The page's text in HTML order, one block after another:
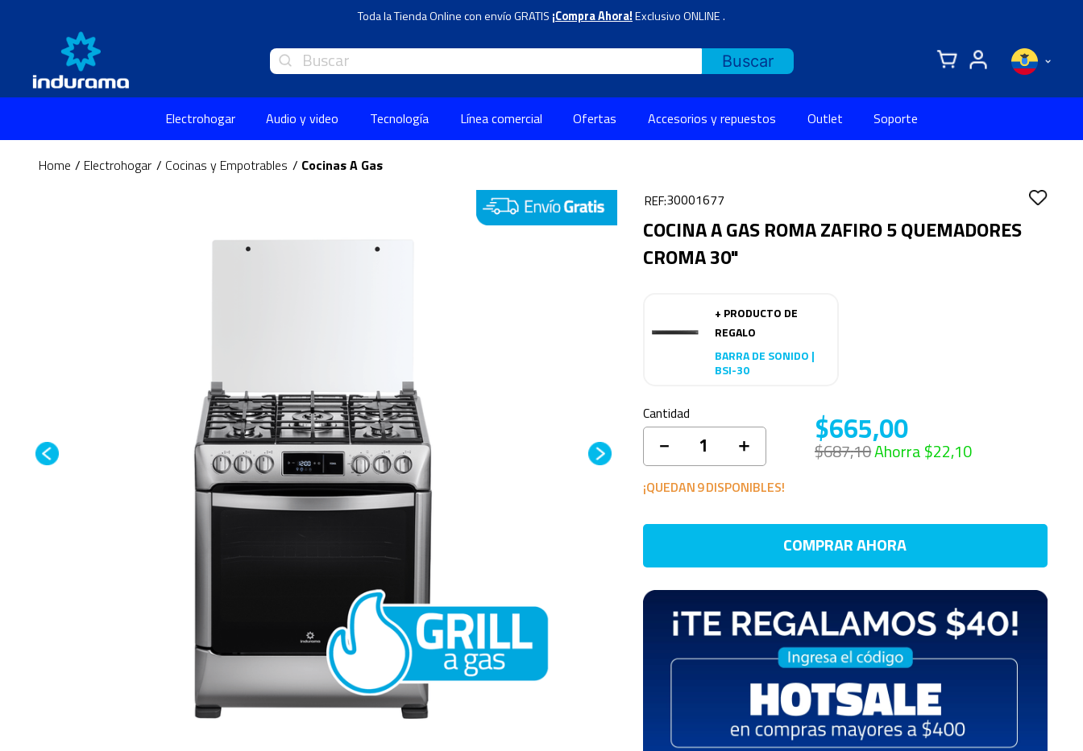
Toda la Tienda Online con envío GRATIS ¡Compra Ahora!Exclusivo ONLINE .
Buscar
Electrohogar Audio y video Tecnología Línea comercial Ofertas Accesorios y repuestos Outlet Soporte
Electrohogar Cocinas y Empotrables
Cocinas A Gas
30001677
COCINA A GAS ROMA ZAFIRO 5 QUEMADORES
CROMA 30"
+ PRODUCTO DE
REGALO
BARRA DE SONIDO |
BSI-30
Cantidad
＋
－
¡QUEDAN9DISPONIBLES!
$665,00
$687,10Ahorra$22,10
COMPRAR AHORA